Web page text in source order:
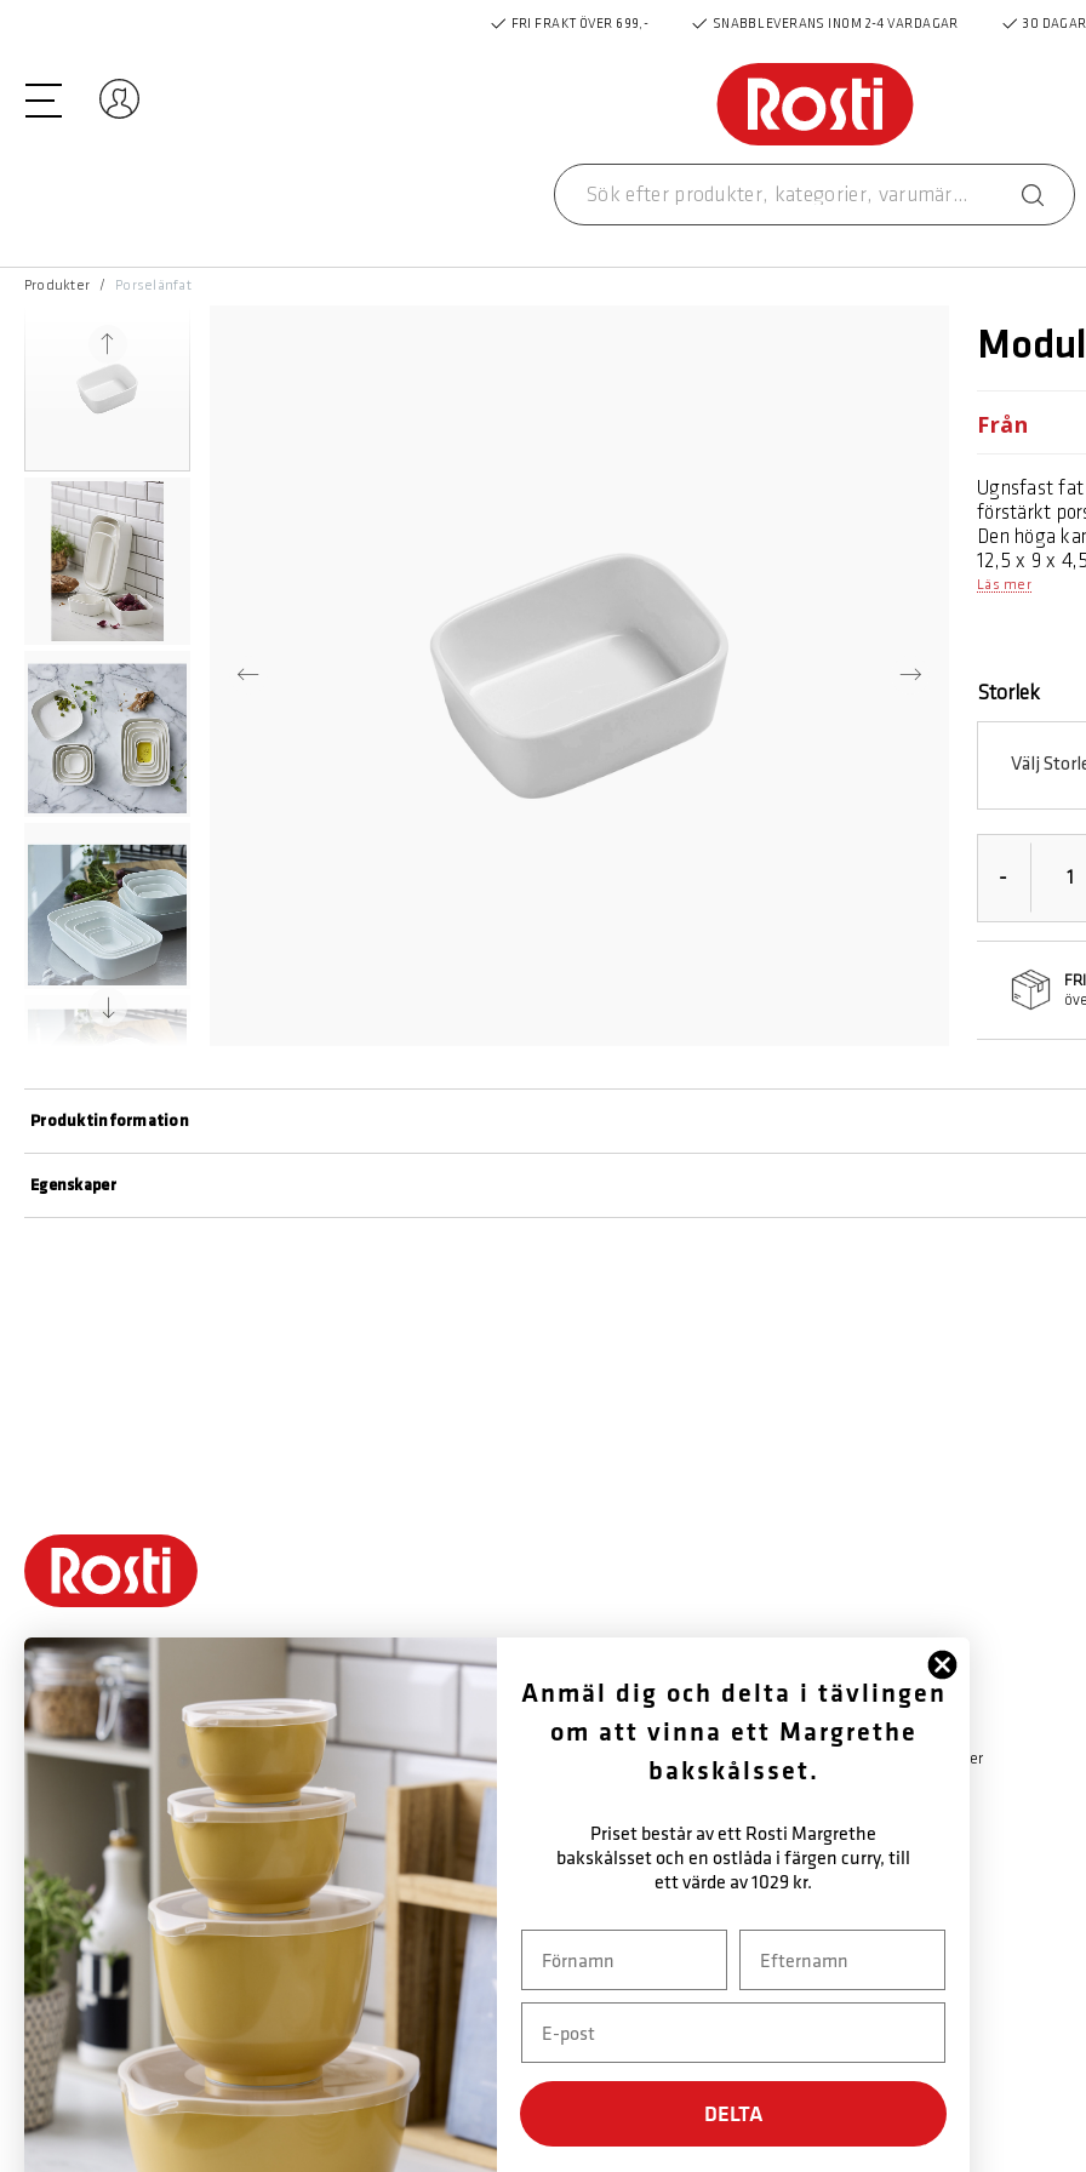
FRI FRAKT ÖVER 699,- SNABB LEVERANS INOM 2-4 VARDAGAR 30
Logga in
Produkter Porselänfat
Från
Ugnsfast
förstärkt
Den höga
12,5 x 9 x
Lämplig till
Läs mer
Storlek
Välj
-
Egenskaper
Produktinformation
Rosti är ett danskt varumärke grundat 1944 av Rolf Fahrenholtz och Stig
Jørgensen. Varumärkets mest kända produkt är Margrethe-skålen, som 1954
med tillstånd från det danska hovet fick sitt namn efter drottning Margrethe
Rosti tillverkar hållbara produkter med fokus på funktion, kvalitet, färger och
god design. Många av Rostis produkter som lanserades på 1950- och 1960-
talen är fortfarande i produktion och säljs över hela världen – främst i Europa,
men även USA och Kanada är viktiga marknader. Rostis ambition är att vara
ett globalt designvarumärke med Margrethe-skålen som flaggskepp.
Varumärket kommer också att fortsätta utveckla nya koncept och produkter
baserade på samma designfilosofi som tidigare.
FÖLJ OSS
Facebook
OM OSS
Historik
Garantibestämmelser
SÄKER BETALNING
Anmäl dig och delta i tävlingen
om att vinna ett Margrethe
bakskålsset.
Priset består av ett Rosti Margrethe
bakskålsset och en ostlåda i färgen curry, till
ett värde av 1029 kr.
DELTA